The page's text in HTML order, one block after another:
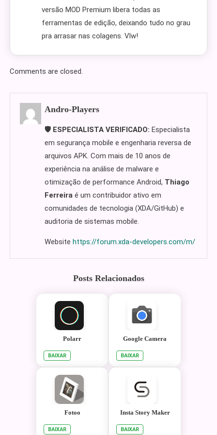
versão MOD Premium libera todas as
ferramentas de edição, deixando tudo no grau
pra arrasar nas colagens. Vlw!
Comments are closed.
Andro-Players
🛡️ ESPECIALISTA VERIFICADO: Especialista
em segurança mobile e engenharia reversa de
arquivos APK. Com mais de 10 anos de
experiência na análise de malware e
otimização de performance Android, Thiago
Ferreira é um contribuidor ativo em
comunidades de tecnologia (XDA/GitHub) e
auditoria de sistemas mobile.
Website https://forum.xda-developers.com/m/
Posts Relacionados
Polarr
BAIXAR
Google Camera
BAIXAR
Fotoo
BAIXAR
Insta Story Maker
BAIXAR